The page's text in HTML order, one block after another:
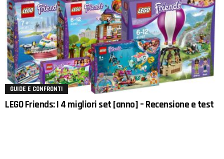
GUIDE E CONFRONTI
LEGO Friends: I 4 migliori set [anno] – Recensione e test